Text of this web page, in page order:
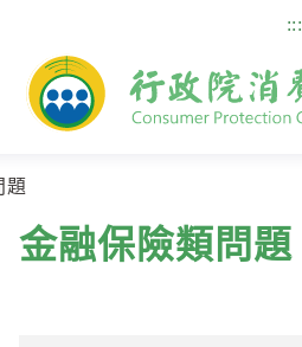
:::
題
金融保險類問題